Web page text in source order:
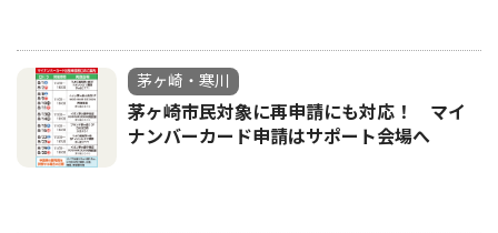
茅ヶ崎・寒川
茅ヶ崎市民対象に再申請にも対応！ マイ
ナンバーカード申請はサポート会場へ